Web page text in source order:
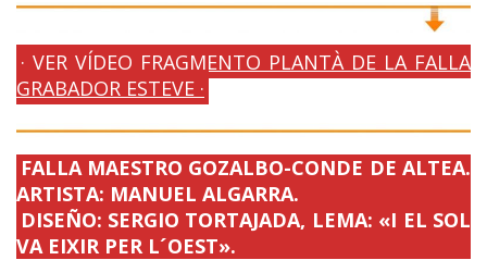
· VER VÍDEO FRAGMENTO PLANTÀ DE LA FALLA
GRABADOR ESTEVE ·
FALLA MAESTRO GOZALBO-CONDE DE ALTEA.
ARTISTA: MANUEL ALGARRA.
DISEÑO: SERGIO TORTAJADA, LEMA: «I EL SOL
VA EIXIR PER L´OEST».